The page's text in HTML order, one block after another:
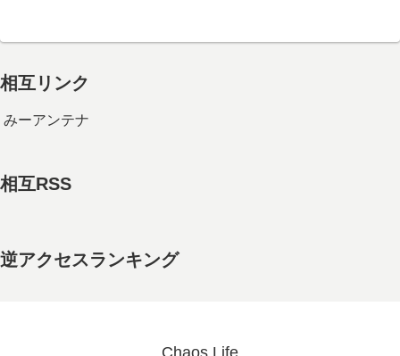
相互リンク
みーアンテナ
相互RSS
逆アクセスランキング
Chaos Life